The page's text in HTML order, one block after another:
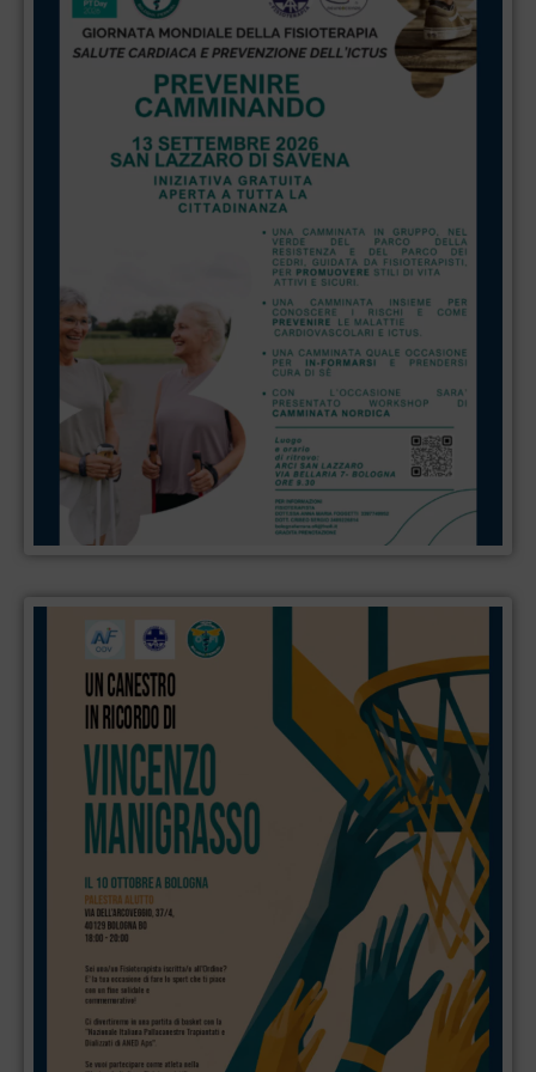
Archivio articoli
World PT Day
cardiovascolare
e prevenzione
2026 –
Prevenire
Camminando:
appuntamenti
per la salute
cardiovascolare
ricordo di
Manigrasso:
formazione,
sport e
memoria a
Bologna
FNOFI